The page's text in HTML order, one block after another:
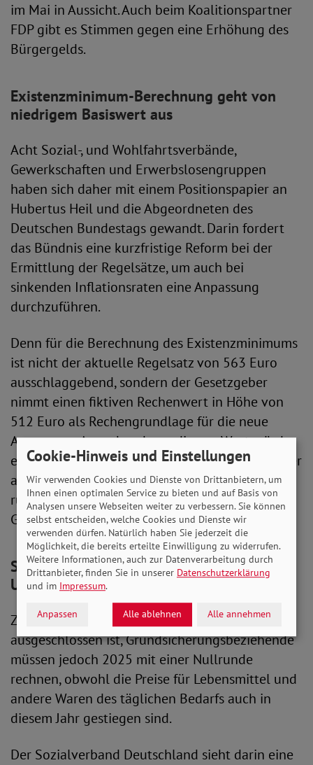
im Mai in Aussicht. Auch beim Koalitionspartner
FDP gibt es Stimmen gegen eine Erhöhung des
Bürgergelds.
Existenzminimum-Berechnung geht von
niedrigem Basiswert aus
Acht Sozial-, und Wohlfahrtsverbände,
Gewerkschaften und Erwerbslosengruppen
haben sich daher mit einem Positionspapier an
Hubertus Heil und die Abgeordneten des
Deutschen Bundestags gewandt. Darin fordert
das Bündnis eine kurzfristige Reform bei der
Ermittlung der Regelsätze, um auch bei
sinkenden Inflationsraten eine Anpassung
durchzuführen.
Denn für die Berechnung des Existenzminimums
ist nicht der aktuelle Regelsatz von 563 Euro
ausschlaggebend, sondern der Gesetzgeber
nimmt einen fiktiven Rechenwert in Höhe von
512 Euro als Rechengrundlage für die neue
Anpassung. Ausgehend von diesem Wert würde
erst ab einer Anpassung von etwa 10 Prozent der
aktuelle Regelbedarf erreicht. Angesichts einer
rückläufigen Inflation ist eine derartige
Größenordnung aber nicht zu erwarten.
SoVD: Nullrunde trotz Inflation ist
Unverschämtheit
Zwar ist eine Senkung der Regelsätze gesetzlich
ausgeschlossen ist, Grundsicherungsbeziehende
müssen jedoch 2025 mit einer Nullrunde
rechnen, obwohl die Preise für Lebensmittel und
andere Waren des täglichen Bedarfs auch in
diesem Jahr gestiegen sind.
Der Sozialverband Deutschland sieht darin eine
Cookie-Hinweis und Einstellungen
Wir verwenden Cookies und Dienste von Drittanbietern, um
Ihnen einen optimalen Service zu bieten und auf Basis von
Analysen unsere Webseiten weiter zu verbessern. Sie können
selbst entscheiden, welche Cookies und Dienste wir
verwenden dürfen. Natürlich haben Sie jederzeit die
Möglichkeit, die bereits erteilte Einwilligung zu widerrufen.
Weitere Informationen, auch zur Datenverarbeitung durch
Drittanbieter, finden Sie in unserer Datenschutzerklärung
und im Impressum.
Anpassen Alle ablehnen Alle annehmen